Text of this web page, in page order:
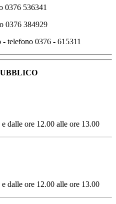
0376 536341
0376 384929
- telefono 0376 - 615311
dalle ore 12.00 alle ore 13.00
dalle ore 12.00 alle ore 13.00